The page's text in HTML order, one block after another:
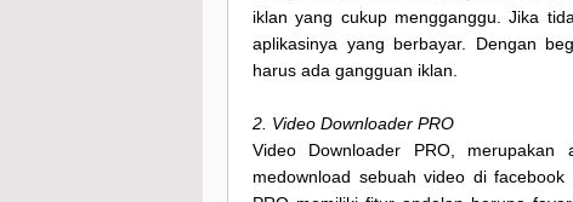
iklan yang cukup mengganggu. Jika
aplikasinya yang berbayar. Dengan
harus ada gangguan iklan.
2. Video Downloader PRO
Video Downloader PRO,
medownload sebuah video di